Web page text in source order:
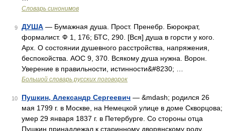
Словарь синонимов
9 ДУША — Бумажная душа. Прост. Пренебр. Бюрократ,
формалист. Ф 1, 176; БТС, 290. [Вся] душа в горсти у кого.
Арх. О состоянии душевного расстройства, напряжения,
беспокойства. АОС 9, 370. Всякому душа нужна. Ворон.
Уверение в правильности, истинности&#8230; …
Большой словарь русских поговорок
10 Пушкин, Александр Сергеевич — &mdash; родился 26
мая 1799 г. в Москве, на Немецкой улице в доме Скворцова;
умер 29 января 1837 г. в Петербурге. Со стороны отца
Пушкин принадлежал к старинному дворянскому роду,